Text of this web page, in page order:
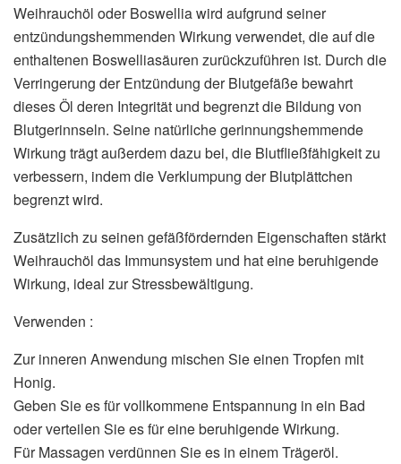
Weihrauchöl oder Boswellia wird aufgrund seiner
entzündungshemmenden Wirkung verwendet, die auf die
enthaltenen Boswelliasäuren zurückzuführen ist. Durch die
Verringerung der Entzündung der Blutgefäße bewahrt
dieses Öl deren Integrität und begrenzt die Bildung von
Blutgerinnseln. Seine natürliche gerinnungshemmende
Wirkung trägt außerdem dazu bei, die Blutfließfähigkeit zu
verbessern, indem die Verklumpung der Blutplättchen
begrenzt wird.
Zusätzlich zu seinen gefäßfördernden Eigenschaften stärkt
Weihrauchöl das Immunsystem und hat eine beruhigende
Wirkung, ideal zur Stressbewältigung.
Verwenden :
Zur inneren Anwendung mischen Sie einen Tropfen mit
Honig.
Geben Sie es für vollkommene Entspannung in ein Bad
oder verteilen Sie es für eine beruhigende Wirkung.
Für Massagen verdünnen Sie es in einem Trägeröl.